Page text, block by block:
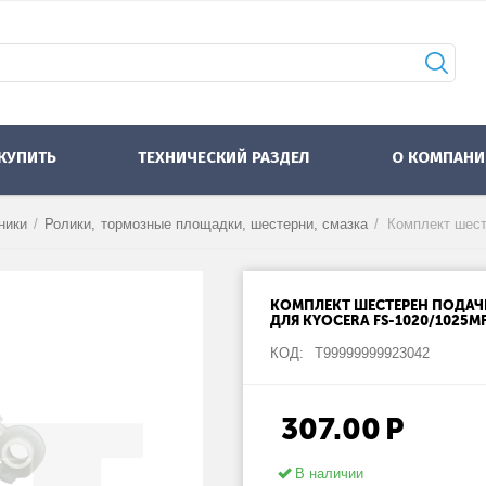
ТЕХНИЧЕСКИЙ РАЗДЕЛ О
/ Ролики, тормозные площадки, шестерни, смазка /
КОМПЛЕКТ ШЕСТЕРЕН ПОДАЧИ
ДЛЯ KYOCERA FS-1020/
КОД:
Т99999999923042
307.00 Р
В наличии